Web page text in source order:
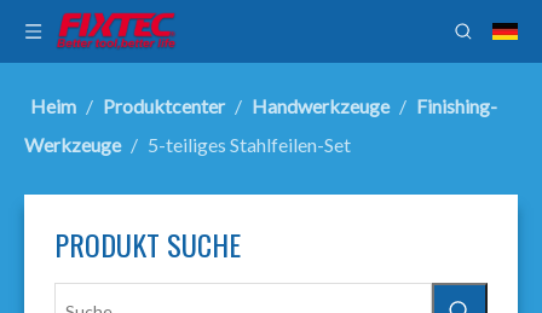
Heim / Produktcenter / Handwerkzeuge / Finishing-
Werkzeuge / 5-teiliges Stahlfeilen-Set
PRODUKT SUCHE